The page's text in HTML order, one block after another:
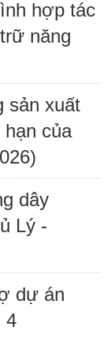
hợp tác
năng
sản xuất
của
dây
Lý -
dự án
4